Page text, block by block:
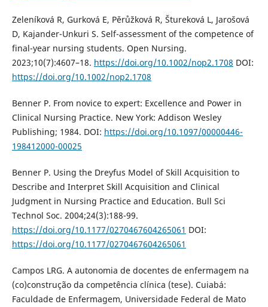
Zeleníková R, Gurková E, Pěrůžková R, Štureková L, Jarošová
D, Kajander-Unkuri S. Self-assessment of the competence of
final-year nursing students. Open Nursing.
2023;10(7):4607–18. https://doi.org/10.1002/nop2.1708 DOI:
https://doi.org/10.1002/nop2.1708
Benner P. From novice to expert: Excellence and Power in
Clinical Nursing Practice. New York: Addison Wesley
Publishing; 1984. DOI: https://doi.org/10.1097/00000446-
198412000-00025
Benner P. Using the Dreyfus Model of Skill Acquisition to
Describe and Interpret Skill Acquisition and Clinical
Judgment in Nursing Practice and Education. Bull Sci
Technol Soc. 2004;24(3):188-99.
https://doi.org/10.1177/0270467604265061 DOI:
https://doi.org/10.1177/0270467604265061
Campos LRG. A autonomia de docentes de enfermagem na
(co)construção da competência clínica (tese). Cuiabá:
Faculdade de Enfermagem, Universidade Federal de Mato